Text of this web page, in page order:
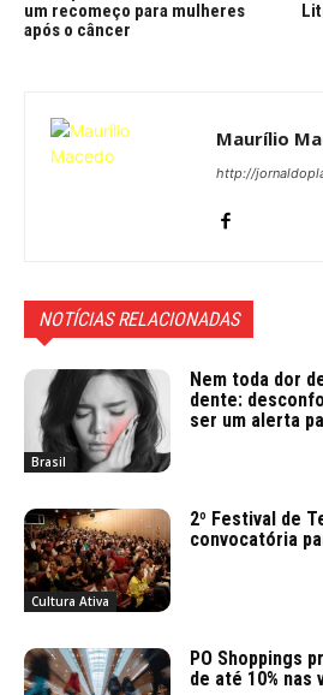
um recomeço para mulheres
após o câncer
Maurílio
http://
NOTÍCIAS RELACIONADAS
Brasil
Nem toda dor
dente:
ser um alerta
Cultura Ativa
2º Festival de
convocatória
PO Shoppings
de até 10% nas